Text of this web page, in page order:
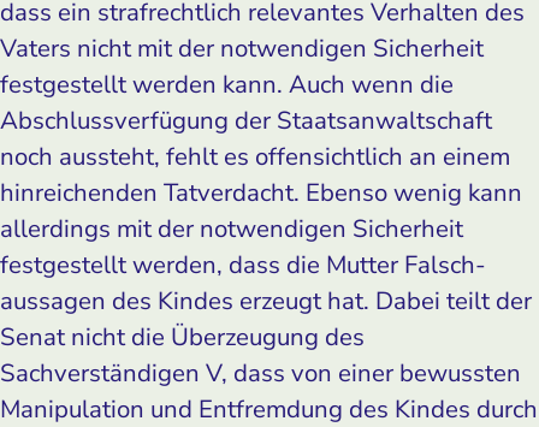
dass ein strafrechtlich relevantes Verhalten des
Vaters nicht mit der notwendigen Sicherheit
festgestellt werden kann. Auch wenn die
Abschlussverfügung der Staatsanwaltschaft
noch aussteht, fehlt es offensichtlich an einem
hinreichenden Tatverdacht. Ebenso wenig kann
allerdings mit der notwendigen Sicherheit
festgestellt werden, dass die Mutter Falsch­
aussagen des Kindes erzeugt hat. Dabei teilt der
Senat nicht die Überzeugung des
Sachverständigen V, dass von einer bewussten
Manipulation und Entfremdung des Kindes durch